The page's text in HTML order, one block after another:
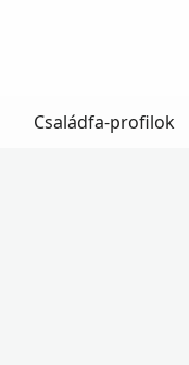
Családfa-profilok